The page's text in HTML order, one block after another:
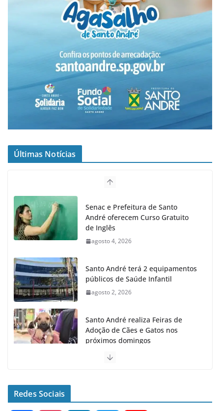
Últimas Notícias
Senac e Prefeitura de Santo
André oferecem Curso Gratuito
de Inglês
agosto 4, 2026
Santo André terá 2 equipamentos
públicos de Saúde Infantil
agosto 2, 2026
Santo André realiza Feiras de
Adoção de Cães e Gatos nos
próximos domingos
julho 23, 2026
Empregos no ABC
Redes Sociais